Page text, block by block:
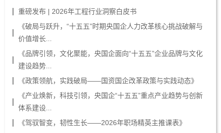
重磅发布 | 2026年工程行业洞察白皮书
《破局与跃升，“十五五”时期央国企人力改革核心挑战破解与
价值增长...
《品牌引领，文化聚能，央国企面向“十五五”企业品牌与文化
建设趋势...
《政策领航，实践破局——国资国企改革政策与实践动态》
《产业焕新，科技引领，央国企“十五五”重点产业趋势与创新
体系建设...
《驾驭智变，韧性生长——2026年职场精英主推课表》